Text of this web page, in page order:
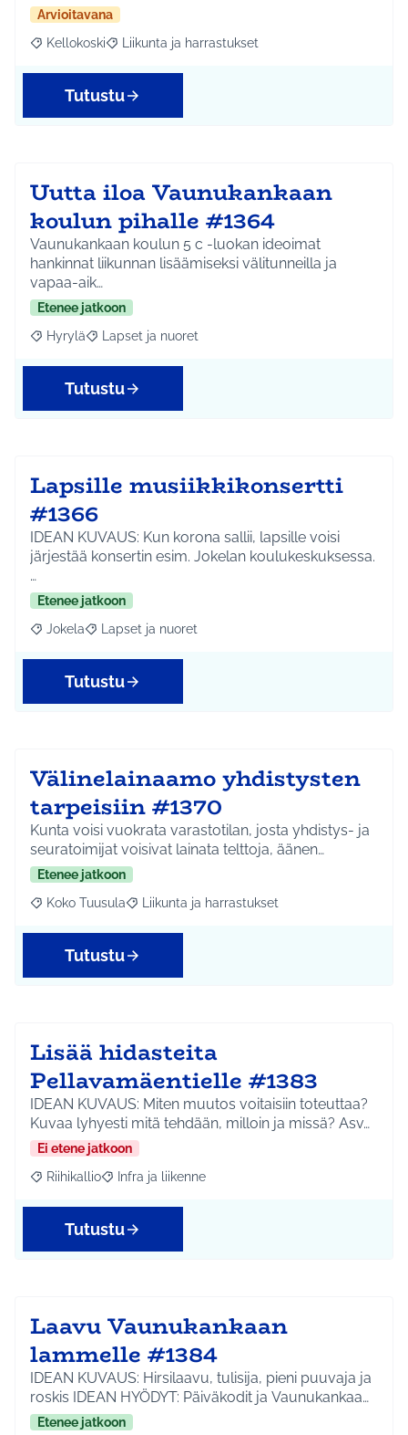
Arvioitavana
Rajaa tulokset aihepiirin mukaan: Kellokoski
Kellokoski Rajaa tulokset teeman mukaan: Liikunta ja
Liikunta ja harrastukset
Tutustu
Uutta iloa Vaunukankaan
koulun pihalle #1364
Vaunukankaan koulun 5 c -luokan ideoimat
hankinnat liikunnan lisäämiseksi välitunneilla ja
vapaa-aik…
Etenee jatkoon
Rajaa tulokset aihepiirin mukaan: Hyrylä
Hyrylä Rajaa tulokset teeman mukaan: Lapset ja nuoret
Lapset ja nuoret
Tutustu
Lapsille musiikkikonsertti
#1366
IDEAN KUVAUS: Kun korona sallii, lapsille voisi
järjestää konsertin esim. Jokelan koulukeskuksessa.
…
Etenee jatkoon
Rajaa tulokset aihepiirin mukaan: Jokela
Jokela Rajaa tulokset teeman mukaan: Lapset ja nuoret
Lapset ja nuoret
Tutustu
Välinelainaamo yhdistysten
tarpeisiin #1370
Kunta voisi vuokrata varastotilan, josta yhdistys- ja
seuratoimijat voisivat lainata telttoja, äänen…
Etenee jatkoon
Rajaa tulokset aihepiirin mukaan: Koko Tuusula
Koko Tuusula Rajaa tulokset teeman mukaan: Liikunta ja
Liikunta ja harrastukset
Tutustu
Lisää hidasteita
Pellavamäentielle #1383
IDEAN KUVAUS: Miten muutos voitaisiin toteuttaa?
Kuvaa lyhyesti mitä tehdään, milloin ja missä? Asv…
Ei etene jatkoon
Rajaa tulokset aihepiirin mukaan: Riihikallio
Riihikallio Rajaa tulokset teeman mukaan: Infra ja liikenne
Infra ja liikenne
Tutustu
Laavu Vaunukankaan
lammelle #1384
IDEAN KUVAUS: Hirsilaavu, tulisija, pieni puuvaja ja
roskis IDEAN HYÖDYT: Päiväkodit ja Vaunukankaa…
Etenee jatkoon